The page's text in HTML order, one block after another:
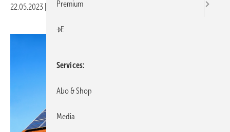
22.05.2023 Druckvorschau
Premium
+E
Services
Abo & Shop
Media